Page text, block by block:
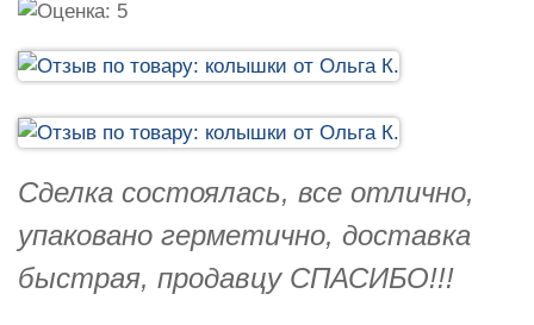
Сделка состоялась, все отлично,
упаковано герметично, доставка
быстрая, продавцу СПАСИБО!!!